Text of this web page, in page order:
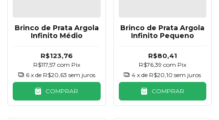
Brinco de Prata Argola
Infinito Médio
R$123,76
R$117,57 com Pix
6 x de R$20,63 sem juros
COMPRAR
Brinco de Prata Argola
Infinito Pequeno
R$80,41
R$76,39 com Pix
4 x de R$20,10 sem juros
COMPRAR